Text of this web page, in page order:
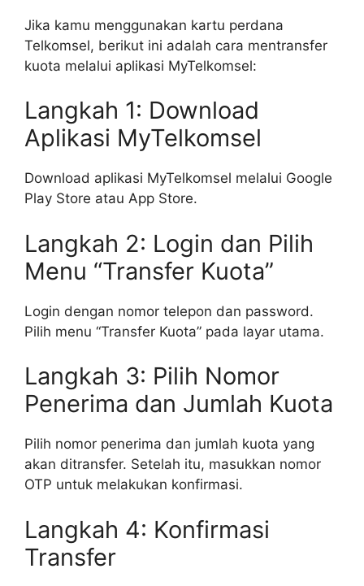
Jika kamu menggunakan kartu perdana
Telkomsel, berikut ini adalah cara mentransfer
kuota melalui aplikasi MyTelkomsel:
Langkah 1: Download
Aplikasi MyTelkomsel
Download aplikasi MyTelkomsel melalui Google
Play Store atau App Store.
Langkah 2: Login dan Pilih
Menu “Transfer Kuota”
Login dengan nomor telepon dan password.
Pilih menu “Transfer Kuota” pada layar utama.
Langkah 3: Pilih Nomor
Penerima dan Jumlah Kuota
Pilih nomor penerima dan jumlah kuota yang
akan ditransfer. Setelah itu, masukkan nomor
OTP untuk melakukan konfirmasi.
Langkah 4: Konfirmasi
Transfer